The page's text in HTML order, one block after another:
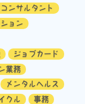
ンサルタント
ョン
ジョブカード
業務
メンタルヘルス
クル
事務